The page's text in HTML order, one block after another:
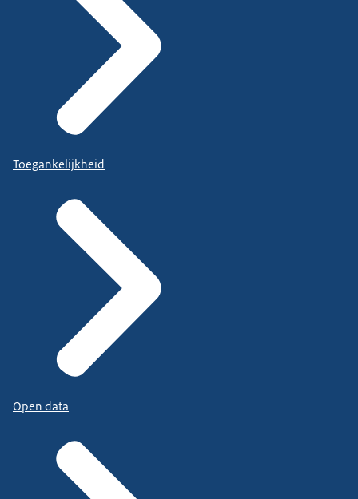
Toegankelijkheid
Open data